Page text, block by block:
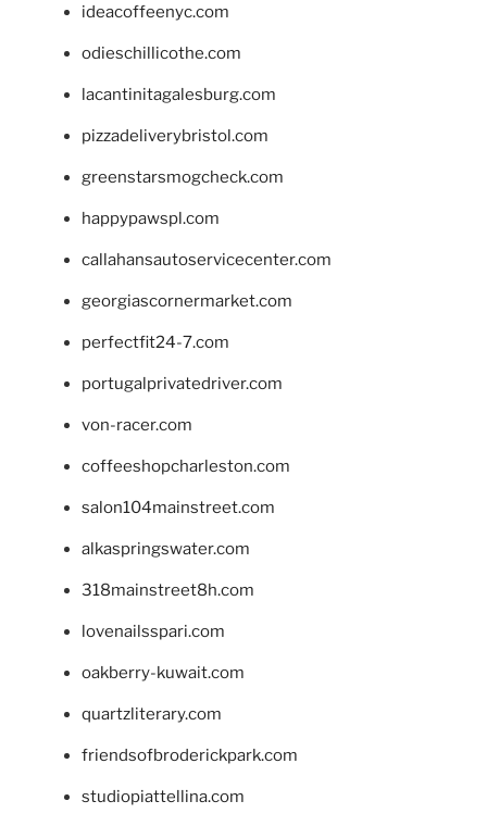
ideacoffeenyc.com
odieschillicothe.com
lacantinitagalesburg.com
pizzadeliverybristol.com
greenstarsmogcheck.com
happypawspl.com
callahansautoservicecenter.com
georgiascornermarket.com
perfectfit24-7.com
portugalprivatedriver.com
von-racer.com
coffeeshopcharleston.com
salon104mainstreet.com
alkaspringswater.com
318mainstreet8h.com
lovenailsspari.com
oakberry-kuwait.com
quartzliterary.com
friendsofbroderickpark.com
studiopiattellina.com